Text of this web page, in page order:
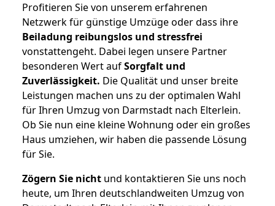
Profitieren Sie von unserem erfahrenen
Netzwerk für günstige Umzüge oder dass ihre
Beiladung reibungslos und stressfrei
vonstattengeht. Dabei legen unsere Partner
besonderen Wert aufSorgfalt und
Zuverlässigkeit. Die Qualität und unser breite
Leistungen machen uns zu der optimalen Wahl
für Ihren Umzug von Darmstadt nach Elterlein.
Ob Sie nun eine kleine Wohnung oder ein großes
Haus umziehen, wir haben die passende Lösung
für Sie.
Zögern Sie nicht und kontaktieren Sie uns noch
heute, um Ihren deutschlandweiten Umzug von